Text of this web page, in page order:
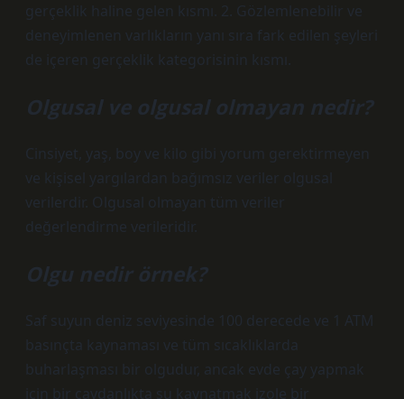
gerçeklik haline gelen kısmı. 2. Gözlemlenebilir ve
deneyimlenen varlıkların yanı sıra fark edilen şeyleri
de içeren gerçeklik kategorisinin kısmı.
Olgusal ve olgusal olmayan nedir?
Cinsiyet, yaş, boy ve kilo gibi yorum gerektirmeyen
ve kişisel yargılardan bağımsız veriler olgusal
verilerdir. Olgusal olmayan tüm veriler
değerlendirme verileridir.
Olgu nedir örnek?
Saf suyun deniz seviyesinde 100 derecede ve 1 ATM
basınçta kaynaması ve tüm sıcaklıklarda
buharlaşması bir olgudur, ancak evde çay yapmak
için bir çaydanlıkta su kaynatmak izole bir